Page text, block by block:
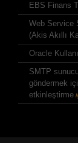
EBS Finans
Web Service
(Akis Akıllı
Oracle
SMTP
göndermek
etkinleştirme